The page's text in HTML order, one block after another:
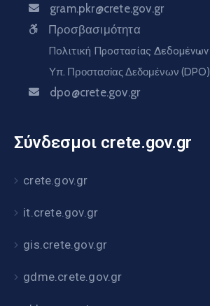
gram.pkr@crete.gov.gr
Προσβασιμότητα
Πολιτική Προστασίας Δεδομένων
Υπ. Προστασίας Δεδομένων (DPO)
dpo@crete.gov.gr
Σύνδεσμοι crete.gov.gr
crete.gov.gr
it.crete.gov.gr
gis.crete.gov.gr
gdme.crete.gov.gr